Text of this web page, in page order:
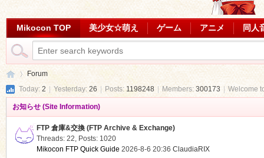
Mikocon TOP 美少女☆萌え ゲーム アニメ 同人
Forum
Today: 2 Yesterday: 26 Posts:1198248 Members: 300173 Welcome
お知らせ (Site Information)
FTP 倉庫&交換 (FTP Archive & Exchange)
Threads: 22, Posts: 1020
Mikocon FTP Quick Guide 2026-8-6 20:36 ClaudiaRIX